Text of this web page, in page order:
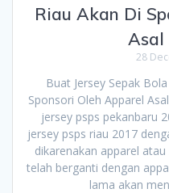
Riau Akan Di
Asal
28
Buat Jersey Sepak
Sponsori Oleh
jersey psps pekanbaru
jersey psps riau 2017
dikarenakan apparel
telah berganti dengan
lama akan